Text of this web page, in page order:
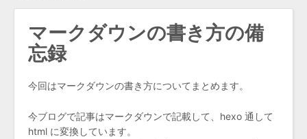
マークダウンの書き方の備
忘録
今回はマークダウンの書き方についてまとめます。
今ブログで記事はマークダウンで記載して、hexo 通して
html に変換しています。